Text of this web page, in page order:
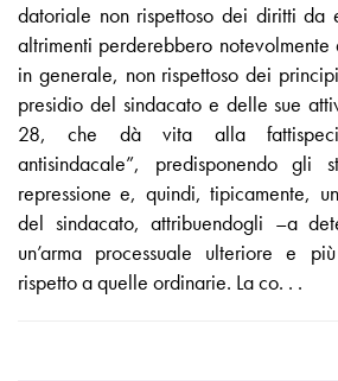
datoriale non rispettoso dei diritti da
altrimenti perderebbero
in generale, non rispettoso dei
presidio del sindacato e delle sue
28, che dà vita alla
antisindacale”, predisponendo gli
repressione e, quindi, tipicamente,
del sindacato, attribuendogli –a
un’arma processuale ulteriore e
rispetto a quelle ordinarie. La co. . .